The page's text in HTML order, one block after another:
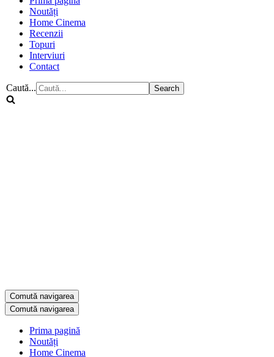
Noutăți
Home Cinema
Recenzii
Topuri
Interviuri
Contact
Caută...
Comută navigarea
Comută navigarea
Prima pagină
Noutăți
Home Cinema